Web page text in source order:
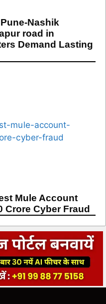
Nashik
road in
Demand Lasting
Mule Account
Crore Cyber Fraud